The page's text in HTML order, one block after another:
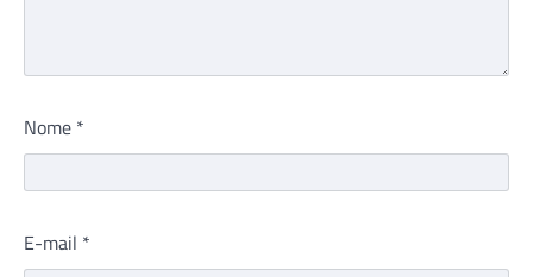
Nome *
E-mail *